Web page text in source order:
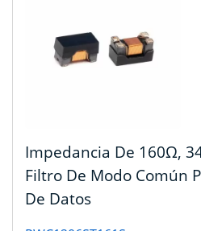
Impedancia De 160Ω,
Filtro De Modo Común
De Datos